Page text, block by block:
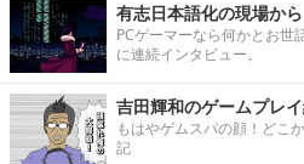
有志日本語化の現場から
PCゲーマーなら何かとお世
に連続インタビュー。
吉田輝和のゲームプレ
もはやゲムスパの顔！どこ
記